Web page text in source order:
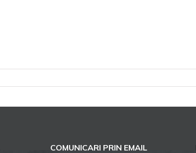
COMUNICARI PRIN EMAIL